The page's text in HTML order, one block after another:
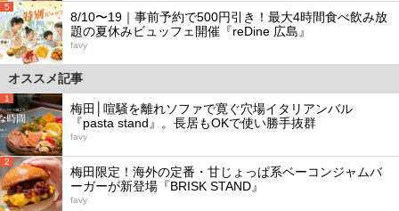
5
8/10〜19｜事前予約で500円引き！最大4時間食べ飲み放
題の夏休みビュッフェ開催『reDine 広島』
favy
オススメ記事
1
梅田│喧騒を離れソファで寛ぐ穴場イタリアンバル
『pasta stand』。長居もOKで使い勝手抜群
favy
2
梅田限定！海外の定番・甘じょっぱ系ベーコンジャムバ
ーガーが新登場『BRISK STAND』
favy